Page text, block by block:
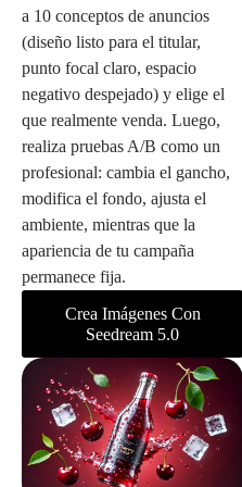
a 10 conceptos de anuncios
(diseño listo para el titular,
punto focal claro, espacio
negativo despejado) y elige el
que realmente venda. Luego,
realiza pruebas A/B como un
profesional: cambia el gancho,
modifica el fondo, ajusta el
ambiente, mientras que la
apariencia de tu campaña
permanece fija.
Crea Imágenes Con
Seedream 5.0